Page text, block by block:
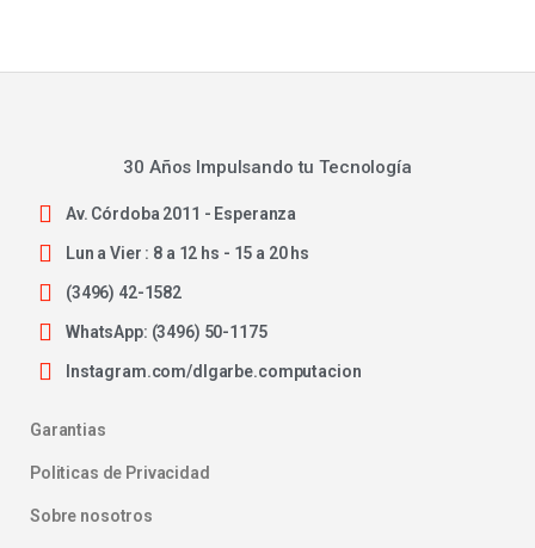
30 Años Impulsando tu Tecnología
Av. Córdoba 2011 - Esperanza
Lun a Vier : 8 a 12 hs - 15 a 20 hs
(3496) 42-1582
WhatsApp: (3496) 50-1175
Instagram.com/dlgarbe.computacion
Garantias
Politicas de Privacidad
Sobre nosotros